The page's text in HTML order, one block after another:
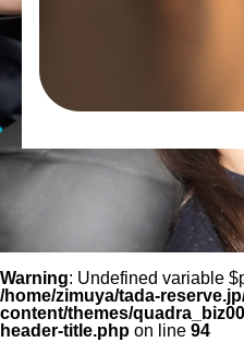
Warning: Undefined variable
/home/zimuya/tada-
content/themes/
header-title.php on line 94